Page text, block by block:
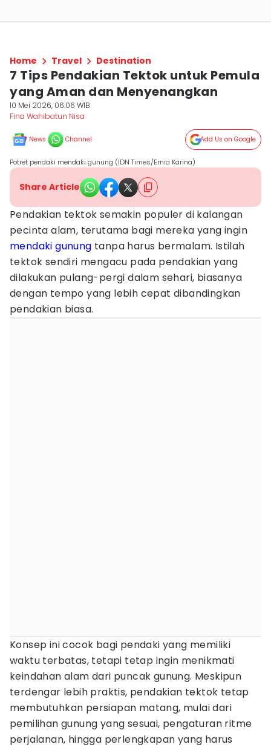
Home Travel Destination
7 Tips Pendakian Tektok untuk Pemula
yang Aman dan Menyenangkan
10 Mei 2026, 06:06 WIB
Fina Wahibatun Nisa
News Channel Add Us on Google
Potret pendaki mendaki gunung (IDN Times/Ernia Karina)
Share Article
Pendakian tektok semakin populer di kalangan
pecinta alam, terutama bagi mereka yang ingin
mendaki gunung tanpa harus bermalam. Istilah
tektok sendiri mengacu pada pendakian yang
dilakukan pulang-pergi dalam sehari, biasanya
dengan tempo yang lebih cepat dibandingkan
pendakian biasa.
Konsep ini cocok bagi pendaki yang memiliki
waktu terbatas, tetapi tetap ingin menikmati
keindahan alam dari puncak gunung. Meskipun
terdengar lebih praktis, pendakian tektok tetap
membutuhkan persiapan matang, mulai dari
pemilihan gunung yang sesuai, pengaturan ritme
perjalanan, hingga perlengkapan yang harus